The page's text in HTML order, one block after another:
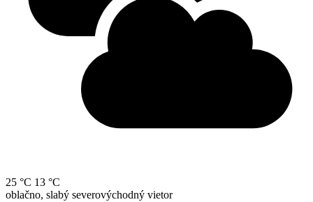
25 °C 13 °C
oblačno, slabý severovýchodný vietor